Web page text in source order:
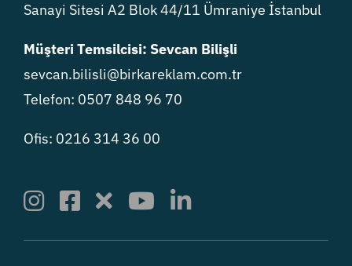
Sanayi Sitesi A2 Blok 44/11 Ümraniye İstanbul
Müşteri Temsilcisi: Sevcan Bilişli
sevcan.bilisli@birkareklam.com.tr
Telefon: 0507 848 96 70
Ofis: 0216 314 36 00